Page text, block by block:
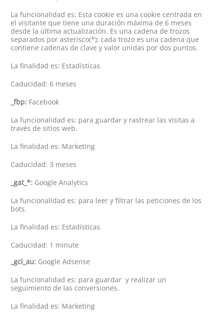
La funcionalidad es: Esta cookie es una cookie centrada en
el visitante que tiene una duración máxima de 6 meses
desde la última actualización. Es una cadena de trozos
separados por asterisco(*); cada trozo es una cadena que
contiene cadenas de clave y valor unidas por dos puntos.
La finalidad es: Estadísticas
Caducidad: 6 meses
_fbp: Facebook
La funcionalidad es: para guardar y rastrear las visitas a
través de sitios web.
La finalidad es: Marketing
Caducidad: 3 meses
_gat_*: Google Analytics
La funcionalidad es: para leer y filtrar las peticiones de los
bots.
La finalidad es: Estadísticas
Caducidad: 1 minute
_gcl_au: Google Adsense
La funcionalidad es: para guardar y realizar un
seguimiento de las conversiones.
La finalidad es: Marketing